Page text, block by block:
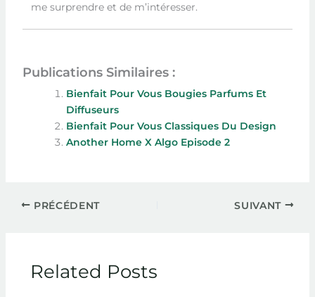
me surprendre et de m’intéresser.
Publications Similaires :
Bienfait Pour Vous Bougies Parfums Et
Diffuseurs
Bienfait Pour Vous Classiques Du Design
Another Home X Algo Episode 2
PRÉCÉDENT SUIVANT
Related Posts